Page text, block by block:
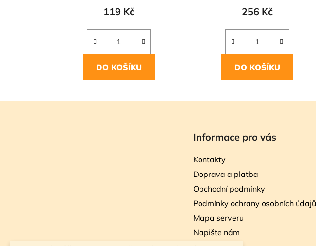
119 Kč
DO KOŠÍKU
256 Kč
DO KOŠÍKU
Informace pro vás
Kontakty
Doprava a platba
Obchodní podmínky
Podmínky ochrany osobních údajů
Mapa serveru
Napište nám